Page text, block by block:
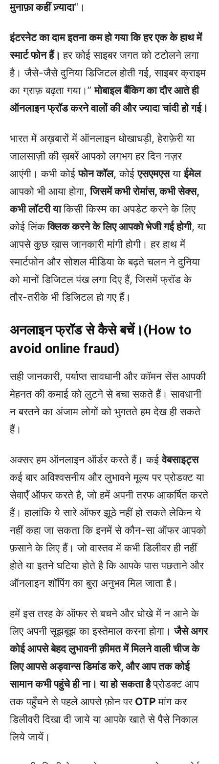
मुनाफ़ा कहीं ज़्यादा“।
इंटरनेट का दाम इतना कम हो गया कि हर एक के हाथ में
स्मार्ट फोन हैं।हर कोई साइबर जगत को टटोलने लगा
है। जैसे-जैसे दुनिया डिजिटल होती गई, साइबर क्राइम
का ग्राफ़ बढ़ता गया।”मोबाइल बैंकिग का दौर आते ही
ऑनलाइन फ्रॉड करने वालों की और ज्यादा चांदी हो गई।
भारत में अख़बारों में ऑनलाइन धोखाधड़ी, हेराफ़ेरी या
जालसाज़ी की ख़बरें आपको लगभग हर दिन नज़र
आएंगी। कभी कोईफोन कॉल, कोईएसएमएसयाईमेल
आपको भी आया होगा,जिसमें कभी रोमांस, कभी सेक्स,
कभी लॉटरी याकिसी किस्म का अपडेट करने के लिए
कोई लिंकक्लिक करने के लिए आपको भेजी गई होगी, या
आपसे कुछ ख़ास जानकारी मांगी होगी। हर हाथ में
स्मार्टफोन और सोशल मीडिया के बढ़ते चलन ने दुनिया
को मानों डिजिटल पंख लगा दिए हैं, जिसमें फ्रॉड के
तौर-तरीके भी डिजिटल हो गए हैं।
अनलाइन फ्रॉड से कैसे बचें।(How to
avoid online fraud)
सही जानकारी, पर्याप्त सावधानी और कॉमन सेंस आपकी
मेहनत की कमाई को लुटने से बचा सकते हैं। सावधानी
न बरतने का अंजाम लोगों को भुगतते हम देख ही सकते
हैं।
अक्सर हम ऑनलाइन ऑर्डर करते हैं। कईवेबसाइट्स
कई बार अविश्वसनीय और लुभावने मूल्य पर प्रोडक्ट या
सेवाएँ ऑफर करते है, जो हमें अपनी तरफ आकर्षित करते
हैं। हालांकि ये सारे ऑफर झूठे नहीं हो सकते लेकिन ये
नहीं कहा जा सकता कि इनमें से कौन-सा ऑफर आपको
फ़साने के लिए हैं। जो वास्तव में कभी डिलीवर ही नहीं
होते या इतने घटिया होते है कि आपके पास पछताने और
ऑनलाइन शॉपिंग का बुरा अनुभव मिल जाता है।
हमें इस तरह के ऑफर से बचने और धोखे में न आने के
लिए अपनी सूझबूझ का इस्तेमाल करना होगा।जैसे अगर
कोई आपसे बेहद लुभावनी क़ीमत में मिलने वाली चीज के
लिए आपसे अड्वान्स डिमांड करे, और आप तक कोई
सामान कभी पहुंचे ही ना। या हो सकता हैप्रोडक्ट आप
तक पहुँचने से पहले आपसे फ़ोन परOTPमांग कर
डिलीवरी दिखा दी जाये या आपके खाते से पैसे निकाल
लिये जायें।